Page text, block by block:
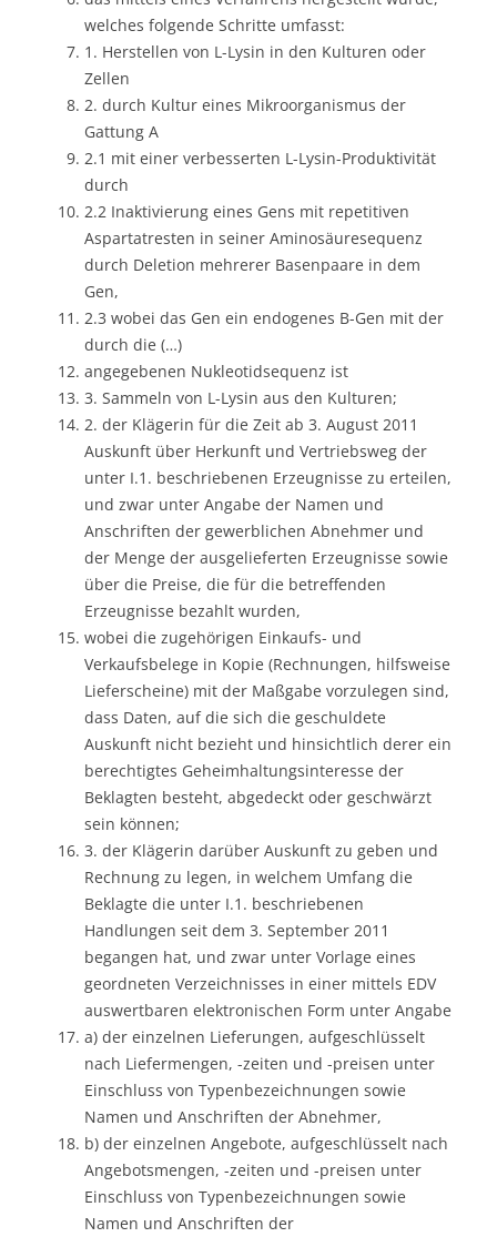
welches folgende Schritte umfasst:
1. Herstellen von L-Lysin in den Kulturen oder
Zellen
2. durch Kultur eines Mikroorganismus der
Gattung A
2.1 mit einer verbesserten L-Lysin-Produktivität
durch
2.2 Inaktivierung eines Gens mit repetitiven
Aspartatresten in seiner Aminosäuresequenz
durch Deletion mehrerer Basenpaare in dem
Gen,
2.3 wobei das Gen ein endogenes B-Gen mit der
durch die (…)
angegebenen Nukleotidsequenz ist
3. Sammeln von L-Lysin aus den Kulturen;
2. der Klägerin für die Zeit ab 3. August 2011
Auskunft über Herkunft und Vertriebsweg der
unter I.1. beschriebenen Erzeugnisse zu erteilen,
und zwar unter Angabe der Namen und
Anschriften der gewerblichen Abnehmer und
der Menge der ausgelieferten Erzeugnisse sowie
über die Preise, die für die betreffenden
Erzeugnisse bezahlt wurden,
wobei die zugehörigen Einkaufs- und
Verkaufsbelege in Kopie (Rechnungen, hilfsweise
Lieferscheine) mit der Maßgabe vorzulegen sind,
dass Daten, auf die sich die geschuldete
Auskunft nicht bezieht und hinsichtlich derer ein
berechtigtes Geheimhaltungsinteresse der
Beklagten besteht, abgedeckt oder geschwärzt
sein können;
3. der Klägerin darüber Auskunft zu geben und
Rechnung zu legen, in welchem Umfang die
Beklagte die unter I.1. beschriebenen
Handlungen seit dem 3. September 2011
begangen hat, und zwar unter Vorlage eines
geordneten Verzeichnisses in einer mittels EDV
auswertbaren elektronischen Form unter Angabe
a) der einzelnen Lieferungen, aufgeschlüsselt
nach Liefermengen, -zeiten und -preisen unter
Einschluss von Typenbezeichnungen sowie
Namen und Anschriften der Abnehmer,
b) der einzelnen Angebote, aufgeschlüsselt nach
Angebotsmengen, -zeiten und -preisen unter
Einschluss von Typenbezeichnungen sowie
Namen und Anschriften der